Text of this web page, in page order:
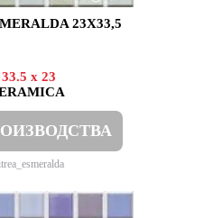
23X33,5
33.5 x 23